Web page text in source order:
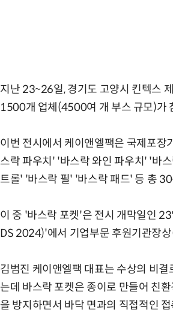
지난 23~26일, 경기도 고양시 킨텍스
1500개 업체(4500여 개 부스 규모)가
이번 전시에서 케이앤엘팩은 국제포
스락 파우치' '바스락 와인 파우치' '바
트롤' '바스락 필' '바스락 패드' 등 총
이 중 '바스락 포켓'은 전시 개막일인
DS 2024)'에서 기업부문 후원기관장
김범진 케이앤엘팩 대표는 수상의 비
는데 바스락 포켓은 종이로 만들어 친
을 방지하면서 바닥 면과의 직접적인